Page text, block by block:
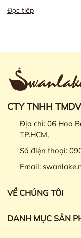
Đọc tiếp
CTY TNHH
Địa chỉ: 06 Hoa
TP.HCM,
Số điện thoại:
Email:
VỀ CHÚNG TÔI
DANH MỤC SẢN